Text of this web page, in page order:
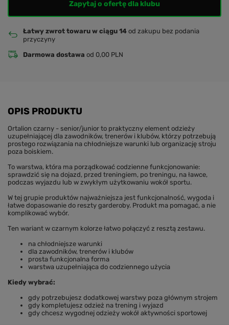
Zapytaj o ofertę dla klubu
Łatwy zwrot towaru w ciągu 14 od zakupu bez podania
przyczyny
Darmowa dostawa od 0,00 PLN
OPIS PRODUKTU
Ortalion czarny - senior/junior to praktyczny element odzieży
uzupełniającej dla zawodników, trenerów i klubów, którzy potrzebują
prostego rozwiązania na chłodniejsze warunki lub organizację stroju
poza boiskiem.
To warstwa, która ma porządkować codzienne funkcjonowanie:
sprawdzić się na dojazd, przed treningiem, po treningu, na ławce,
podczas wyjazdu lub w zwykłym użytkowaniu wokół sportu.
W tej grupie produktów najważniejsza jest funkcjonalność, wygoda i
łatwe dopasowanie do reszty garderoby. Produkt ma pomagać, a nie
komplikować wybór.
Ten wariant w czarnym kolorze łatwo połączyć z resztą zestawu.
na chłodniejsze warunki
dla zawodników, trenerów i klubów
prosta funkcjonalna forma
warstwa uzupełniająca do codziennego użycia
Kiedy wybrać:
gdy potrzebujesz dodatkowej warstwy poza głównym strojem
gdy kompletujesz odzież na trening i wyjazd
gdy chcesz wygodnej odzieży wokół aktywności sportowej